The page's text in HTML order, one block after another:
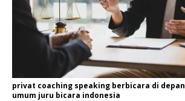
privat coaching speaking berbicara di depan
umum juru bicara indonesia